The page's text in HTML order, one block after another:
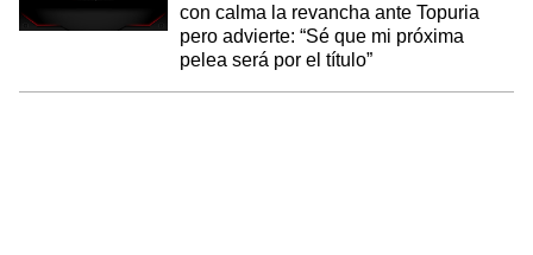
con calma la revancha ante Topuria
pero advierte: “Sé que mi próxima
pelea será por el título”